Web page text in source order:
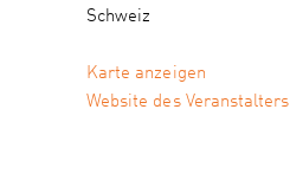
Schweiz
Karte anzeigen
Website des Veranstalters